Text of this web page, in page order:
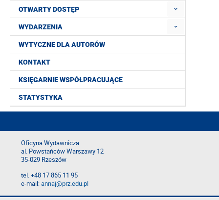
OTWARTY DOSTĘP
WYDARZENIA
WYTYCZNE DLA AUTORÓW
KONTAKT
KSIĘGARNIE WSPÓŁPRACUJĄCE
STATYSTYKA
Oficyna Wydawnicza
al. Powstańców Warszawy 12
35-029 Rzeszów
tel. +48 17 865 11 95
e-mail:annaj@prz.edu.pl